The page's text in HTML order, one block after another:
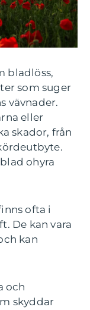
bladlöss,
som suger
vävnader.
eller
skador, från
ohyra
ofta i
De kan vara
kan
och
skyddar